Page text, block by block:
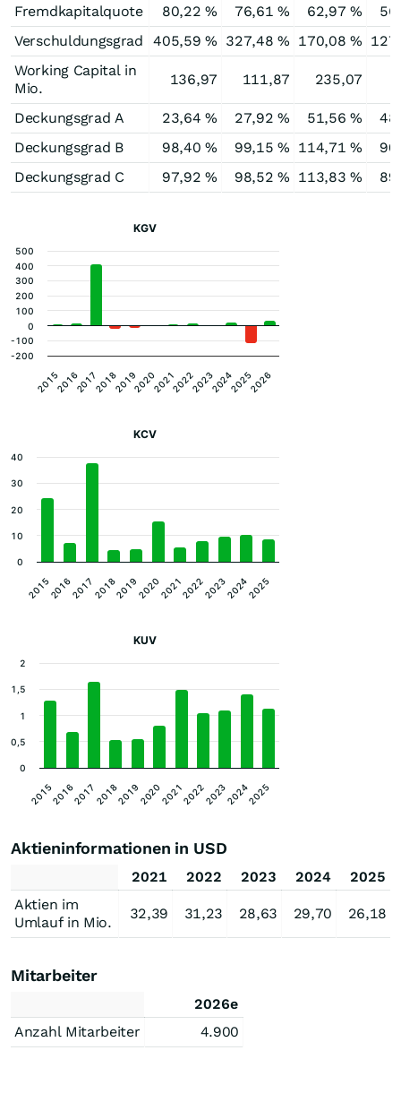
Fremdkapitalquote
80,22 % 76,61 % 62,97 %
Verschuldungsgrad
405,59 % 327,48 % 170,08 %
Working Capital in
Mio.
136,97 111,87 235,07
Deckungsgrad A 23,64 % 27,92 % 51,56 %
Deckungsgrad B
98,40 % 99,15 % 114,71 %
Deckungsgrad C
97,92 % 98,52 % 113,83 %
KGV
2016 2018 2020 2022 2024 2026
2015 2017 2019 2021 2023 2025
-200
-100
0
100
200
300
400
500
KCV
2016 2018 2020 2022 2024
2015 2017 2019 2021 2023 2025
0
10
20
30
40
KUV
2016 2018 2020 2022 2024
2015 2017 2019 2021 2023 2025
0
0,5
1
1,5
2
Aktieninformationen in USD
2021 2022 2023 2024
2025
Aktien im
Umlauf in Mio.
32,39 31,23 28,63 29,70 26,18
Mitarbeiter
2026e
Anzahl Mitarbeiter
4.900